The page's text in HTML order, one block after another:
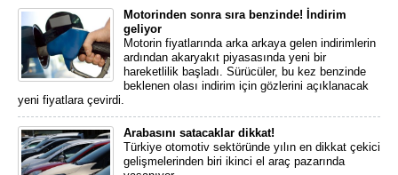
Motorinden sonra sıra benzinde! İndirim
geliyor
Motorin fiyatlarında arka arkaya gelen indirimlerin
ardından akaryakıt piyasasında yeni bir
hareketlilik başladı. Sürücüler, bu kez benzinde
beklenen olası indirim için gözlerini açıklanacak
yeni fiyatlara çevirdi.
Arabasını satacaklar dikkat!
Türkiye otomotiv sektöründe yılın en dikkat çekici
gelişmelerinden biri ikinci el araç pazarında